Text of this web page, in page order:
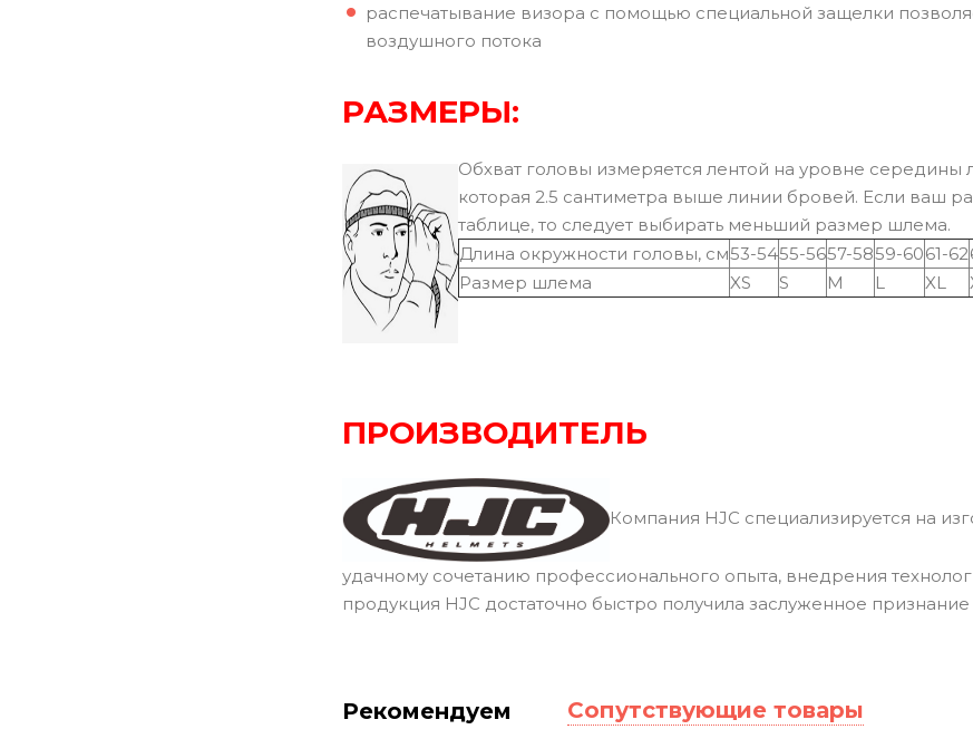
распечатывание визора с помощью специальной защелки
воздушного потока
РАЗМЕРЫ:
Обхват головы измеряется лентой на уровне середины
которая 2.5 сантиметра выше линии бровей. Если ваш
таблице, то следует выбирать меньший размер шлема.
Длина окружности головы, см53-5455-5657-5859-6061-62
Размер шлема
XS S M L XL
ПРОИЗВОДИТЕЛЬ
Компания HJC специализируется на
удачному сочетанию профессионального опыта, внедрения
продукция HJC достаточно быстро получила заслуженное
Рекомендуем Сопутствующие товары